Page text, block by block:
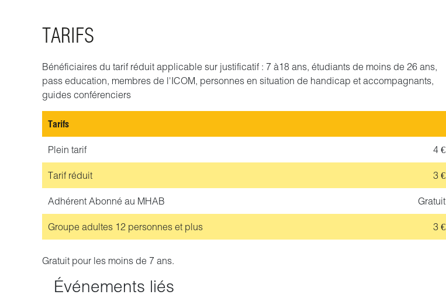
TARIFS
Bénéficiaires du tarif réduit applicable sur justificatif : 7 à18 ans, étudiants de moins de 26 ans,
pass education, membres de l'ICOM, personnes en situation de handicap et accompagnants,
guides conférenciers
Tarifs
Plein tarif 4 €
Tarif réduit 3 €
Adhérent Abonné au MHAB Gratuit
Groupe adultes 12 personnes et plus 3 €
Gratuit pour les moins de 7 ans.
Événements liés